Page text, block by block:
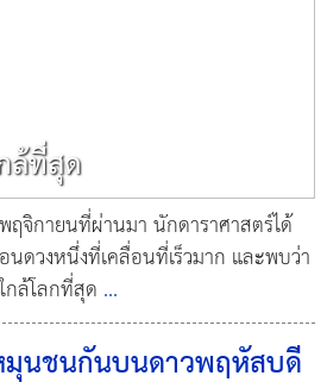
ล้ที่สุด
จิกายนที่ผ่านมา นักดาราศาสตร์ได้
ดวงหนึ่งที่เคลื่อนที่เร็วมาก และพบว่า
ล้โลกที่สุด ...
นชนกันบนดาวพฤหัสบดี